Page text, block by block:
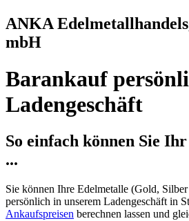
ANKA
mbH
Barankauf
Ladengeschäft
So einfach können Sie
...
Sie können Ihre Edelmetalle (Gold,
persönlich in unserem Ladengeschäft in
Ankaufspreisen berechnen lassen und